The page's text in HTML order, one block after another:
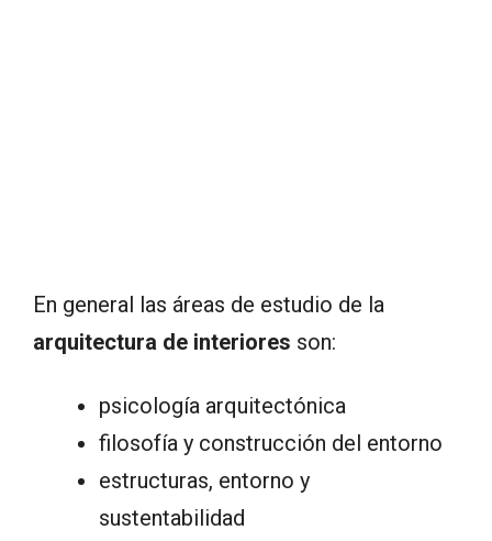
En general las áreas de estudio de la
arquitectura de interiores son:
psicología arquitectónica
filosofía y construcción del entorno
estructuras, entorno y
sustentabilidad